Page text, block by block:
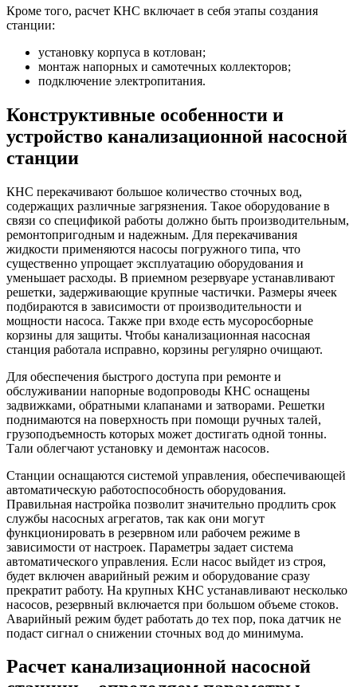
Кроме того, расчет КНС включает в себя этапы создания
станции:
установку корпуса в котлован;
монтаж напорных и самотечных коллекторов;
подключение электропитания.
Конструктивные особенности и
устройство канализационной насосной
станции
КНС перекачивают большое количество сточных вод,
содержащих различные загрязнения. Такое оборудование в
связи со спецификой работы должно быть производительным,
ремонтопригодным и надежным. Для перекачивания
жидкости применяются насосы погружного типа, что
существенно упрощает эксплуатацию оборудования и
уменьшает расходы. В приемном резервуаре устанавливают
решетки, задерживающие крупные частички. Размеры ячеек
подбираются в зависимости от производительности и
мощности насоса. Также при входе есть мусоросборные
корзины для защиты. Чтобы канализационная насосная
станция работала исправно, корзины регулярно очищают.
Для обеспечения быстрого доступа при ремонте и
обслуживании напорные водопроводы КНС оснащены
задвижками, обратными клапанами и затворами. Решетки
поднимаются на поверхность при помощи ручных талей,
грузоподъемность которых может достигать одной тонны.
Тали облегчают установку и демонтаж насосов.
Станции оснащаются системой управления, обеспечивающей
автоматическую работоспособность оборудования.
Правильная настройка позволит значительно продлить срок
службы насосных агрегатов, так как они могут
функционировать в резервном или рабочем режиме в
зависимости от настроек. Параметры задает система
автоматического управления. Если насос выйдет из строя,
будет включен аварийный режим и оборудование сразу
прекратит работу. На крупных КНС устанавливают несколько
насосов, резервный включается при большом объеме стоков.
Аварийный режим будет работать до тех пор, пока датчик не
подаст сигнал о снижении сточных вод до минимума.
Расчет канализационной насосной